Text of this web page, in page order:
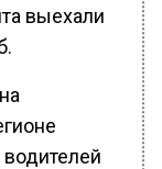
выехали